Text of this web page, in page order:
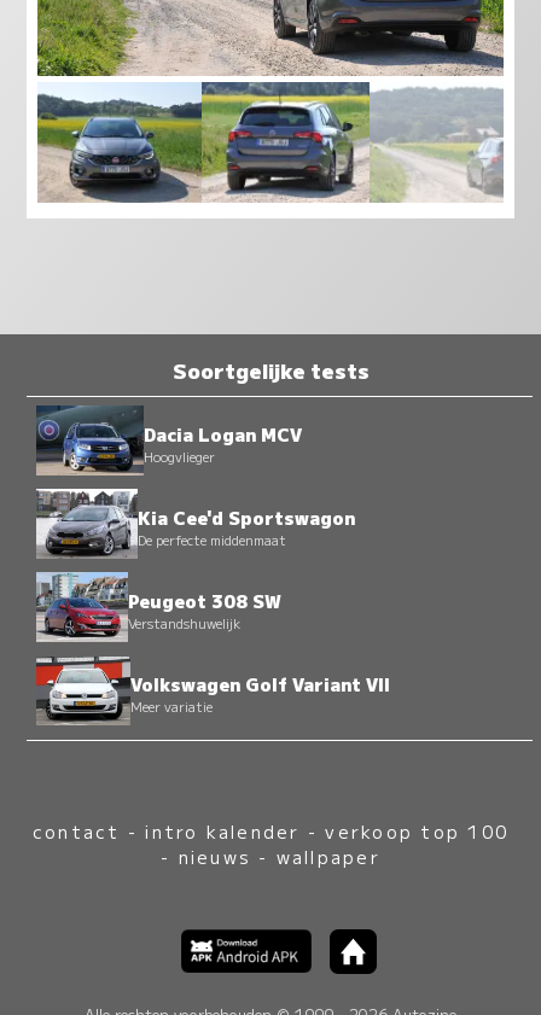
Soortgelijke tests
Dacia Logan MCV
Hoogvlieger
Kia Cee'd Sportswagon
De perfecte middenmaat
Peugeot 308 SW
Verstandshuwelijk
Volkswagen Golf Variant VII
Meer variatie
contact -intro kalender -verkoop top 100
- nieuws - wallpaper